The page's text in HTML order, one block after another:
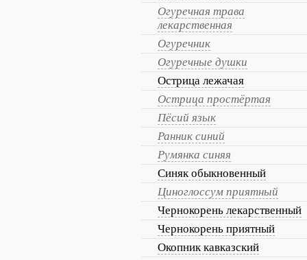
Огуречная трава
лекарственная
Огуречник
Огуречные душки
Острица лежачая
Острица простёртая
Пёсий язык
Ранник синий
Румянка синяя
Синяк обыкновенный
Циноглоссум приятный
Чернокорень лекарственный
Чернокорень приятный
Окопник кавказский